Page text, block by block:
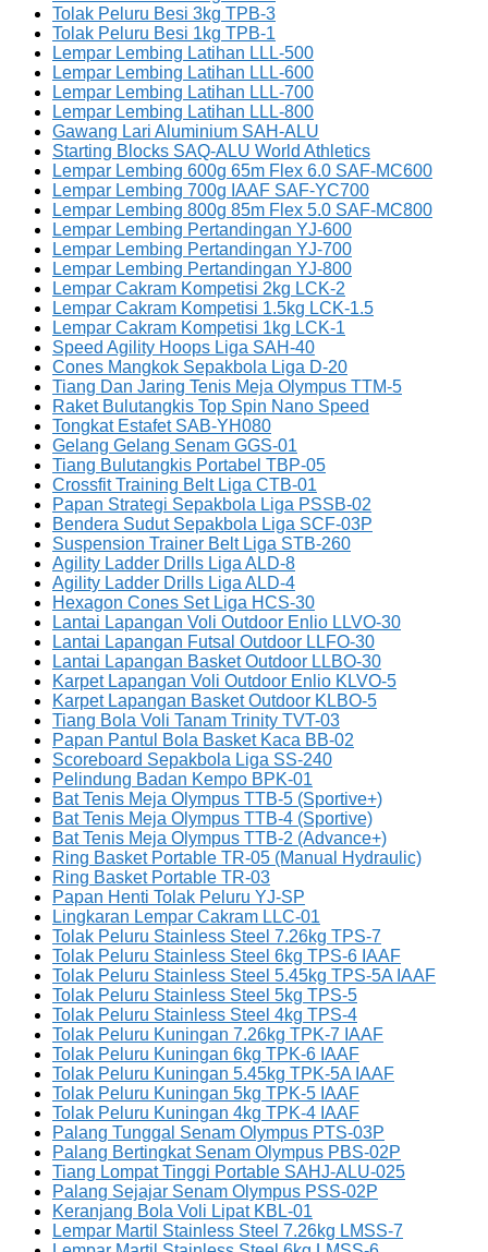
Tolak Peluru Besi 3kg TPB-3
Tolak Peluru Besi 1kg TPB-1
Lempar Lembing Latihan LLL-500
Lempar Lembing Latihan LLL-600
Lempar Lembing Latihan LLL-700
Lempar Lembing Latihan LLL-800
Gawang Lari Aluminium SAH-ALU
Starting Blocks SAQ-ALU World Athletics
Lempar Lembing 600g 65m Flex 6.0 SAF-MC600
Lempar Lembing 700g IAAF SAF-YC700
Lempar Lembing 800g 85m Flex 5.0 SAF-MC800
Lempar Lembing Pertandingan YJ-600
Lempar Lembing Pertandingan YJ-700
Lempar Lembing Pertandingan YJ-800
Lempar Cakram Kompetisi 2kg LCK-2
Lempar Cakram Kompetisi 1.5kg LCK-1.5
Lempar Cakram Kompetisi 1kg LCK-1
Speed Agility Hoops Liga SAH-40
Cones Mangkok Sepakbola Liga D-20
Tiang Dan Jaring Tenis Meja Olympus TTM-5
Raket Bulutangkis Top Spin Nano Speed
Tongkat Estafet SAB-YH080
Gelang Gelang Senam GGS-01
Tiang Bulutangkis Portabel TBP-05
Crossfit Training Belt Liga CTB-01
Papan Strategi Sepakbola Liga PSSB-02
Bendera Sudut Sepakbola Liga SCF-03P
Suspension Trainer Belt Liga STB-260
Agility Ladder Drills Liga ALD-8
Agility Ladder Drills Liga ALD-4
Hexagon Cones Set Liga HCS-30
Lantai Lapangan Voli Outdoor Enlio LLVO-30
Lantai Lapangan Futsal Outdoor LLFO-30
Lantai Lapangan Basket Outdoor LLBO-30
Karpet Lapangan Voli Outdoor Enlio KLVO-5
Karpet Lapangan Basket Outdoor KLBO-5
Tiang Bola Voli Tanam Trinity TVT-03
Papan Pantul Bola Basket Kaca BB-02
Scoreboard Sepakbola Liga SS-240
Pelindung Badan Kempo BPK-01
Bat Tenis Meja Olympus TTB-5 (Sportive+)
Bat Tenis Meja Olympus TTB-4 (Sportive)
Bat Tenis Meja Olympus TTB-2 (Advance+)
Ring Basket Portable TR-05 (Manual Hydraulic)
Ring Basket Portable TR-03
Papan Henti Tolak Peluru YJ-SP
Lingkaran Lempar Cakram LLC-01
Tolak Peluru Stainless Steel 7.26kg TPS-7
Tolak Peluru Stainless Steel 6kg TPS-6 IAAF
Tolak Peluru Stainless Steel 5.45kg TPS-5A IAAF
Tolak Peluru Stainless Steel 5kg TPS-5
Tolak Peluru Stainless Steel 4kg TPS-4
Tolak Peluru Kuningan 7.26kg TPK-7 IAAF
Tolak Peluru Kuningan 6kg TPK-6 IAAF
Tolak Peluru Kuningan 5.45kg TPK-5A IAAF
Tolak Peluru Kuningan 5kg TPK-5 IAAF
Tolak Peluru Kuningan 4kg TPK-4 IAAF
Palang Tunggal Senam Olympus PTS-03P
Palang Bertingkat Senam Olympus PBS-02P
Tiang Lompat Tinggi Portable SAHJ-ALU-025
Palang Sejajar Senam Olympus PSS-02P
Keranjang Bola Voli Lipat KBL-01
Lempar Martil Stainless Steel 7.26kg LMSS-7